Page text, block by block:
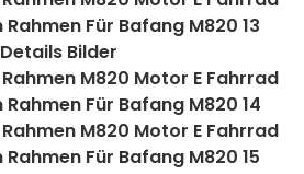
Details Bilder